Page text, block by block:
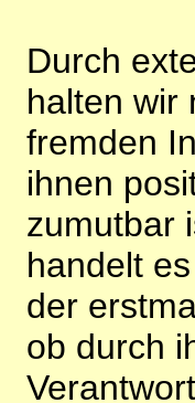
Durch
halten wir
fremden
ihnen
zumutbar
handelt
der
ob durch